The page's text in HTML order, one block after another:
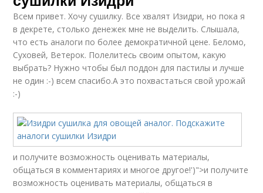
Всем привет. Хочу сушилку. Все хвалят Изидри, но пока я
в декрете, столько денежек мне не выделить. Слышала,
что есть аналоги по более демократичной цене. Беломо,
Суховей, Ветерок. Полелитесь своим опытом, какую
выбрать? Нужно чтобы был поддон для пастилы и лучше
не один :-) всем спасибо.А это похвастаться свой урожай
:-)
и получите возможность оценивать материалы,
общаться в комментариях и многое другое!')">и получите
возможность оценивать материалы, общаться в